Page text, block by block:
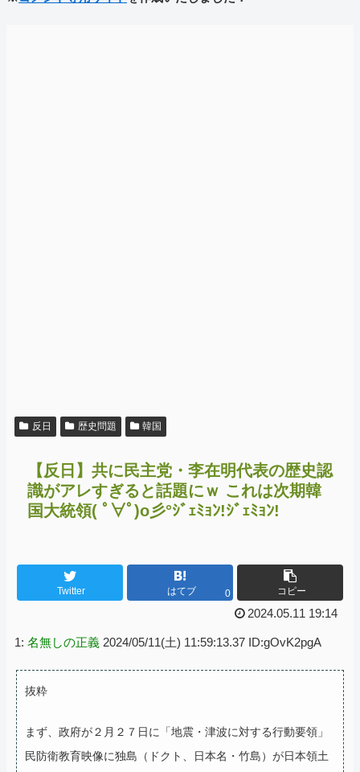
反日 歴史問題 韓国
【反日】共に民主党・李在明代表の歴史認
識がアレすぎると話題にｗ これは次期韓
国大統領( ﾟ∀ﾟ)o彡°ｼﾞｪﾐｮﾝ!ｼﾞｪﾐｮﾝ!
Twitter はてブ 0 コピー
2024.05.11 19:14
1: 名無しの正義 2024/05/11(土) 11:59:13.37 ID:gOvK2pgA
抜粋
まず、政府が２月２７日に「地震・津波に対する行動要領」
民防衛教育映像に独島（ドクト、日本名・竹島）が日本領土